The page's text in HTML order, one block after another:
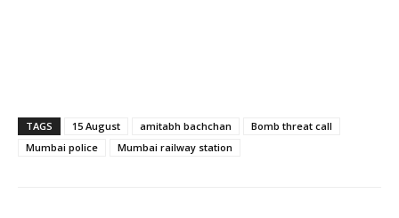
TAGS 15 August amitabh bachchan
Bomb threat call
Mumbai police
Mumbai railway station